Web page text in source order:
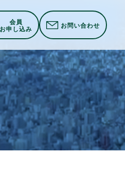
会員
お申し込み お問い合わせ